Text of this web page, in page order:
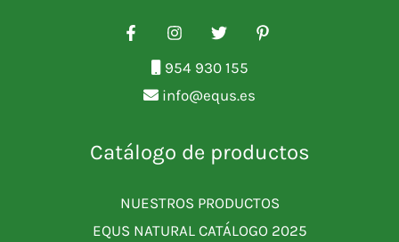
954 930 155
info@equs.es
Catálogo de productos
NUESTROS PRODUCTOS
EQUS NATURAL CATÁLOGO 2025